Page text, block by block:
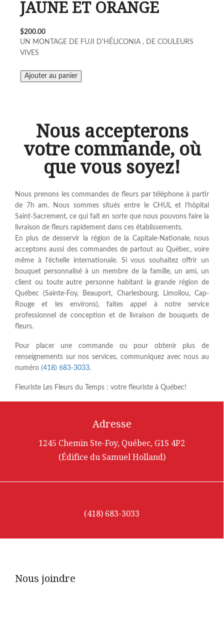
JAUNE ET ORANGE
$200.00
UN MONTAGE DE FUJI D'HÉLICONIA , DE COULEURS
VIVES
Nous accepterons
votre commande, où
que vous soyez!
Nous prenons les commandes de fleurs par téléphone à partir
de 7h am. Nous sommes situés entre le CHUL et l’hôpital
Saint-Sacrement, ce qui fait en sorte que nous pouvons faire la
livraison de fleurs rapidement dans ces établissements.
En plus de desservir la région de la Capitale-Nationale, nous
acceptons aussi des commandes de partout au Québec, voire
même à l’échelle internationale. Si vous souhaitez offrir un
bouquet personnalisé à un membre de la famille, un ami, un
client ou toute autre personne habitant la grande région de
Québec (Sainte-Foy, Beauport, Charlesbourg, Limoilou, Cap-
Rouge et les environs), faites appel à notre service
professionnel de conception et de livraison de bouquets de
fleurs.
Pour placer une commande ou pour obtenir plus de
renseignements sur nos services, communiquez avec nous au
numéro (418) 683-3033.
Fleuriste Les Fleurs du Temps : votre fleuriste à Québec!
Adresse
1245 Chemin Ste-Foy, Québec, G1S 4P2
(Édifice du Samuel Holland)
(418) 683-3033
Nous joindre